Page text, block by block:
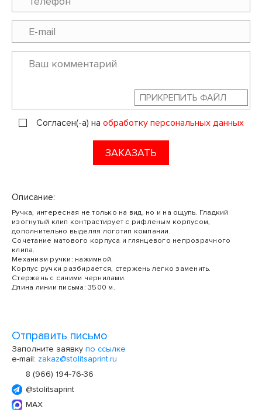
ПРИКРЕПИТЬ ФАЙЛ
Согласен(-а) на обработку персональных данных
ЗАКАЗАТЬ
Описание:
Ручка, интересная не только на вид, но и на ощупь. Гладкий
изогнутый клип контрастирует с рифленым корпусом,
дополнительно выделяя логотип компании.
Сочетание матового корпуса и глянцевого непрозрачного
клипа.
Механизм ручки: нажимной.
Корпус ручки разбирается, стержень легко заменить.
Стержень с синими чернилами.
Длина линии письма: 3500 м.
Отправить письмо
Заполните заявку по ссылке
e-mail: zakaz@stolitsaprint.ru
8 (966) 194-76-36
@stolitsaprint
MAX